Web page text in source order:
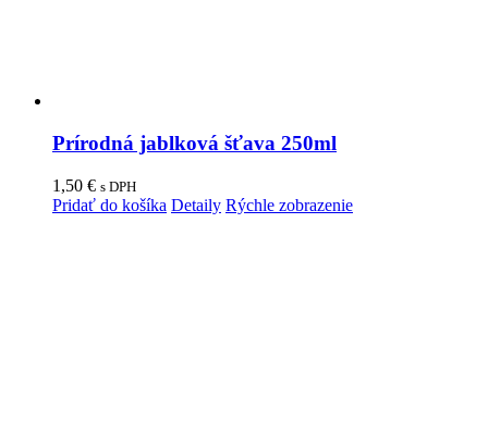
Prírodná jablková šťava 250ml
1,50 € s DPH
Pridať do košíka Detaily Rýchle zobrazenie